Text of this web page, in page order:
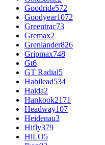
Goodride572
Goodyear1072
Greentrac73
Gremax2
Grenlander826
Gripmax748
Gt6
GT Radial5
Habilead534
Haida2
Hankook2171
Headway107
Heidenau3
Hifly379
HiLO5